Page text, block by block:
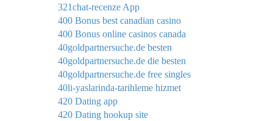
321chat-recenze App
400 Bonus best canadian casino
400 Bonus online casinos canada
40goldpartnersuche.de besten
40goldpartnersuche.de die besten
40goldpartnersuche.de free singles
40li-yaslarinda-tarihleme hizmet
420 Dating app
420 Dating hookup site